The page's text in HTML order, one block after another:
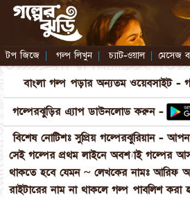
টপ জিজে | গল্প লিখুন | চ্যাট-ওয়াল | মেসেজ
বাংলা গল্প পড়ার অন্যতম ওয়েবসাইট
গল্পেরঝুড়ির এ্যাপ ডাউনলোড করুন -
বিশেষ নোটিশঃ সুপ্রিয় গল্পেরঝুরিয়ান -
সেই গল্পের প্রথম লাইনে অবশ্যাই গল্পের
থাকতে হবে যেমন ~ লেখকের নামঃ আরিফ
রাইটারের নাম না থাকলে গল্প পাবলিশ করা